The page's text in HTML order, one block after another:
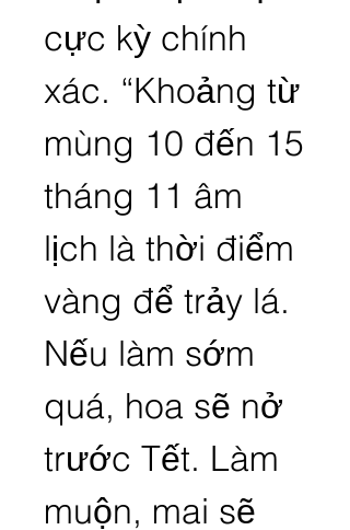
cực kỳ chính
xác. “Khoảng từ
mùng 10 đến 15
tháng 11 âm
lịch là thời điểm
vàng để trảy lá.
Nếu làm sớm
quá, hoa sẽ nở
trước Tết. Làm
muộn, mai sẽ